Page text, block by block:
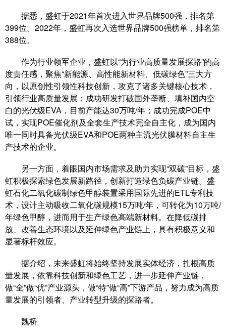
据悉，盛虹于2021年首次进入世界品牌500强，排名第
399位。2022年，盛虹再次入选世界品牌500强榜单，排名第
388位。
作为行业领军企业，盛虹以“为行业高质量发展探路”的高
度责任感，聚焦“新能源、高性能新材料、低碳绿色”三大方
向，以原创性引领性科技创新，攻克了诸多关键核心技术，
引领行业高质量发展；成功研发打破国外垄断、填补国内空
白的光伏级EVA，目前产能达30万吨/年；成功完成POE中
试，实现POE催化剂及全套生产技术完全自主化，成为国内
唯一同时具备光伏级EVA和POE两种主流光伏膜材料自主生
产技术的企业。
另一方面，着眼国内市场需求及助力实现“双碳”目标，盛
虹积极探索绿色发展新路径，创新打造绿色负碳产业链。盛
虹石化二氧化碳制绿色甲醇装置采用国际先进的ETL专利技
术，设计主动吸收二氧化碳规模15万吨/年，可转化为10万吨/
年绿色甲醇，进而用于生产绿色高端新材料。在降低碳排
放、改善生态环境以及延伸绿色产业链上，具有积极意义和
显著标杆效应。
据介绍，未来盛虹将始终坚持发展实体经济，扎根高质
量发展，依靠科技创新和绿色工艺，进一步延伸产业链，
做“全”做“优”产业源头，做“特”做“高”下游产品，努力成为高质
量发展的引领者、产业转型升级的探路者。
魏桥